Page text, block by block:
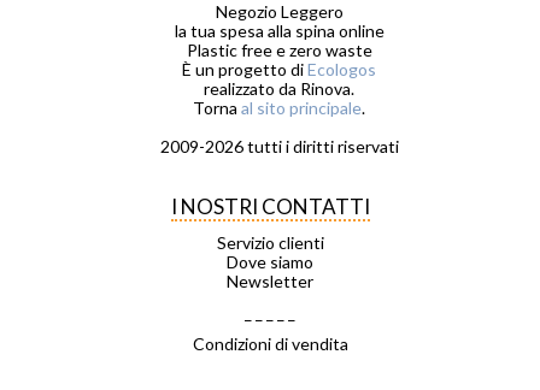
Negozio Leggero
la tua spesa alla spina online
Plastic free e zero waste
È un progetto diEcologos
realizzato da Rinova.
Torna al sito principale.
2009-2026 tutti i diritti riservati
I NOSTRI CONTATTI
Servizio clienti
Dove siamo
Newsletter
Condizioni di vendita